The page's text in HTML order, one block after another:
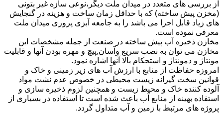
از بررسی های متعدد در میدان ملت دیگر،نوعی سازه غیر بتونی
(مخزن پیش ساخته) که با حداقل زمان ساخت و هزینه در گنجایش
های زیاد قابل اجرا می باشد را به جامعه آبزی پروری میدان ملت
معرفی نموده است.
مخازن ذخیره آب پیش ساخته در صنعت از جمله مشخصات این
مخازن می توان به نصب سریع وآسان,پیچ و مهره بودن آنها و قابلیت
مونتاژ و دمونتاژ و استحکام بالا آنها اشاره نمود.
امروزه حفاظت از منابع با ارزش آب های زیر زمینی و خاک و
قوانین سخت گیرانه زیست محیطی در خصوص عدم نشت مواد
آلوده کننده خاک و محیط زیست و همچنین لزوم ذخیره سازی و
استفاده بهینه از منابع آب باعث شده است تا استفاده در بسیاری از
پروژه های مرتبط با زمین و آب متداول گردد.